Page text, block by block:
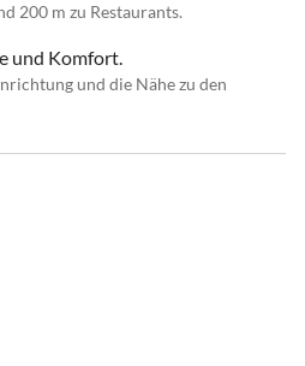
200 m zu Restaurants.
und Komfort.
und die Nähe zu den